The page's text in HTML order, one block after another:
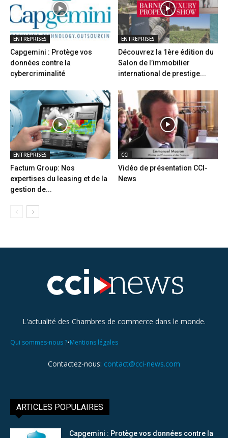
ENTREPRISES
Capgemini : Protège vos
données contre la
cybercriminalité
ENTREPRISES
Découvrez la 1ère édition du
Salon de l’immobilier
international de prestige...
ENTREPRISES
Factum Group: Nos
expertises du leasing et de la
gestion de...
CCI
Vidéo de présentation CCI-
News
L'actualité des Chambres de commerce dans le monde.
Qui sommes-nous ?•Mentions légales
Contactez-nous: contact@cci-news.com
ARTICLES POPULAIRES
Capgemini : Protège vos données contre la